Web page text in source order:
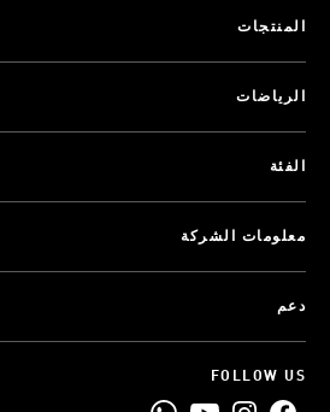
المنتجات
الرياضات
الفئة
معلومات الشركة
دعم
FOLLOW US